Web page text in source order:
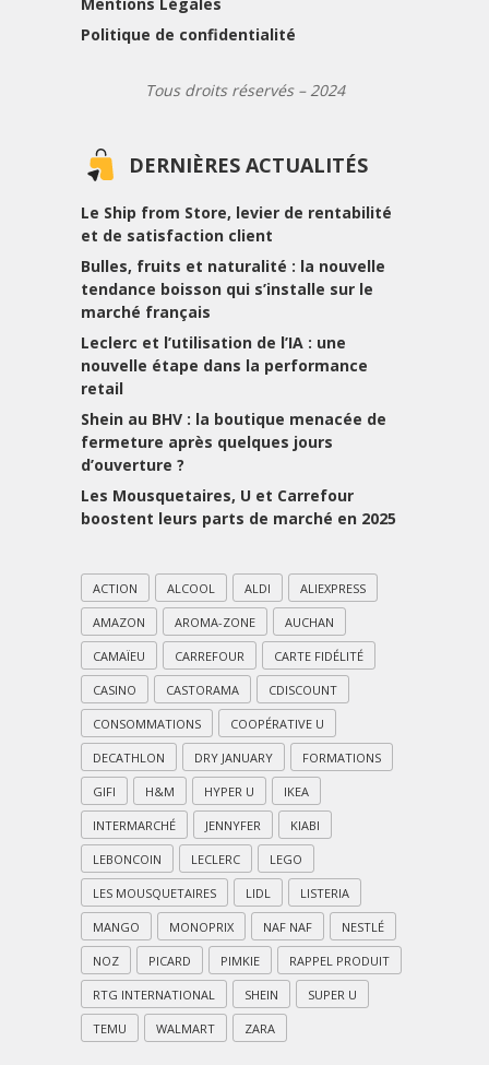
Politique de confidentialité
Tous droits réservés – 2024
DERNIÈRES ACTUALITÉS
Le Ship from Store, levier de rentabilité
et de satisfaction client
Bulles, fruits et naturalité : la nouvelle
tendance boisson qui s’installe sur le
marché français
Leclerc et l’utilisation de l’IA : une
nouvelle étape dans la performance
retail
Shein au BHV : la boutique menacée de
fermeture après quelques jours
d’ouverture ?
Les Mousquetaires, U et Carrefour
boostent leurs parts de marché en 2025
ACTION ALCOOL ALDI ALIEXPRESS
AMAZON AROMA-ZONE AUCHAN
CAMAÏEU CARREFOUR CARTE FIDÉLITÉ
CASINO CASTORAMA CDISCOUNT
CONSOMMATIONS COOPÉRATIVE U
DECATHLON DRY JANUARY FORMATIONS
GIFI H&M HYPER U IKEA
INTERMARCHÉ JENNYFER KIABI
LEBONCOIN LECLERC LEGO
LES MOUSQUETAIRES LIDL LISTERIA
MANGO MONOPRIX NAF NAF NESTLÉ
NOZ PICARD PIMKIE RAPPEL PRODUIT
RTG INTERNATIONAL SHEIN SUPER U
TEMU WALMART ZARA